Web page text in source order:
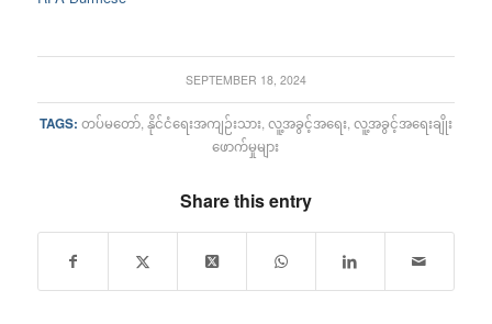
SEPTEMBER 18, 2024
TAGS: တပ်မတော်, နိုင်ငံရေးအကျဉ်းသား, လူ့အခွင့်အရေး, လူ့အခွင့်အရေးချိုး
ဖောက်မှုများ
Share this entry